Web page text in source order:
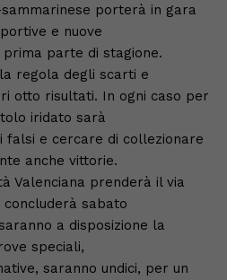
porterà in gara
e nuove
parte di stagione.
regola degli scarti e
otto risultati. In ogni caso per
iridato sarà
falsi e cercare di collezionare
anche vittorie.
Valenciana prenderà il via
sabato
a disposizione la
speciali,
saranno undici, per un